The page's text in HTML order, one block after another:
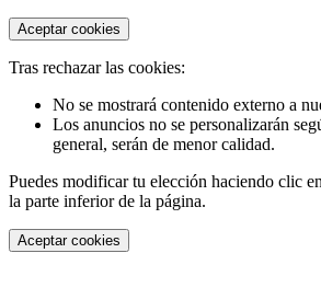
Aceptar cookies
Tras rechazar las cookies:
No se mostrará contenido externo a
Los anuncios no se personalizarán
general, serán de menor calidad.
Puedes modificar tu elección haciendo clic
la parte inferior de la página.
Aceptar cookies